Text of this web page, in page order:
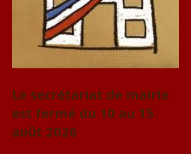
Le secrétariat de mairie
est fermé du 10 au 15
août 2026